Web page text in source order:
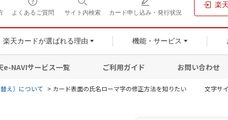
よくあるご質問 サイト内検索 カード申し込み・発行状況
楽
楽天カードが選ばれる理由 機能・サービス
e-NAVIサービス一覧 ご利用ガイド お問い合わせ
文字サ
え）について > カード表面の氏名ローマ字の修正方法を知りたい